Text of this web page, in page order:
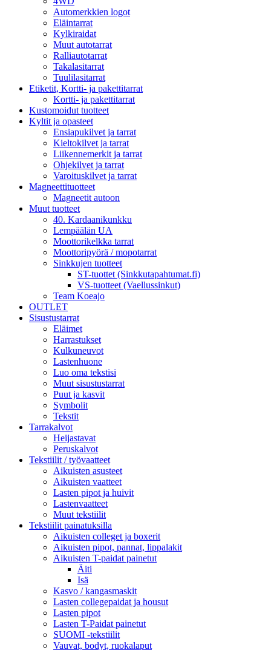
Automerkkien logot
Eläintarrat
Kylkiraidat
Muut autotarrat
Ralliautotarrat
Takalasitarrat
Tuulilasitarrat
Etiketit, Kortti- ja pakettitarrat
Kortti- ja pakettitarrat
Kustomoidut tuotteet
Kyltit ja opasteet
Ensiapukilvet ja tarrat
Kieltokilvet ja tarrat
Liikennemerkit ja tarrat
Ohjekilvet ja tarrat
Varoituskilvet ja tarrat
Magneettituotteet
Magneetit autoon
Muut tuotteet
40. Kardaanikunkku
Lempäälän UA
Moottorikelkka tarrat
Moottoripyörä / mopotarrat
Sinkkujen tuotteet
ST-tuottet (Sinkkutapahtumat.fi)
VS-tuotteet (Vaellussinkut)
Team Koeajo
OUTLET
Sisustustarrat
Eläimet
Harrastukset
Kulkuneuvot
Lastenhuone
Luo oma tekstisi
Muut sisustustarrat
Puut ja kasvit
Symbolit
Tekstit
Tarrakalvot
Heijastavat
Peruskalvot
Tekstiilit / työvaatteet
Aikuisten asusteet
Aikuisten vaatteet
Lasten pipot ja huivit
Lastenvaatteet
Muut tekstiilit
Tekstiilit painatuksilla
Aikuisten colleget ja boxerit
Aikuisten pipot, pannat, lippalakit
Aikuisten T-paidat painetut
Äiti
Isä
Kasvo / kangasmaskit
Lasten collegepaidat ja housut
Lasten pipot
Lasten T-Paidat painetut
SUOMI -tekstiilit
Vauvat, bodyt, ruokalaput